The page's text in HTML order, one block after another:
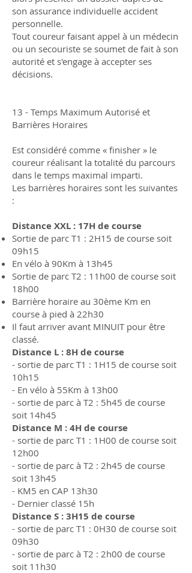
son assurance individuelle accident
personnelle.
Tout coureur faisant appel à un médecin
ou un secouriste se soumet de fait à son
autorité et s'engage à accepter ses
décisions.
13 - Temps Maximum Autorisé et
Barrières Horaires
Est considéré comme « finisher » le
coureur réalisant la totalité du parcours
dans le temps maximal imparti.
Les barrières horaires sont les suivantes
:
Distance XXL : 17H de course
Sortie de parc T1 : 2H15 de course soit
09h15
En vélo à 90Km à 13h45
Sortie de parc T2 : 11h00 de course soit
18h00
Barrière horaire au 30ème Km en
course à pied à 22h30
Il faut arriver avant MINUIT pour être
classé.
Distance L : 8H de course
- sortie de parc T1 : 1H15 de course soit
10h15
- En vélo à 55Km à 13h00
- sortie de parc à T2 : 5h45 de course
soit 14h45
Distance M : 4H de course
- sortie de parc T1 : 1H00 de course soit
12h00
- sortie de parc à T2 : 2h45 de course
soit 13h45
- KM5 en CAP 13h30
- Dernier classé 15h
Distance S : 3H15 de course
- sortie de parc T1 : 0H30 de course soit
09h30
- sortie de parc à T2 : 2h00 de course
soit 11h30